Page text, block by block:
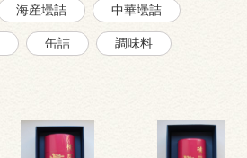
海産壜詰 中華壜詰
缶詰 調味料